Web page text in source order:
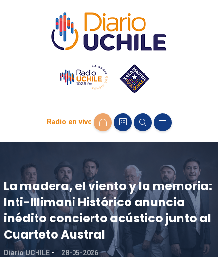
Radio en vivo
La madera, el viento y la memoria:
Inti-Illimani Histórico anuncia
inédito concierto acústico junto al
Cuarteto Austral
Diario UCHILE 28-05-2026